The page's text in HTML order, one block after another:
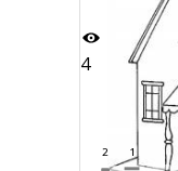
4
2 1